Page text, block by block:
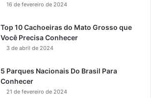
16 de fevereiro de 2024
Top 10 Cachoeiras do Mato Grosso que
Você Precisa Conhecer
3 de abril de 2024
5 Parques Nacionais Do Brasil Para
Conhecer
21 de fevereiro de 2024